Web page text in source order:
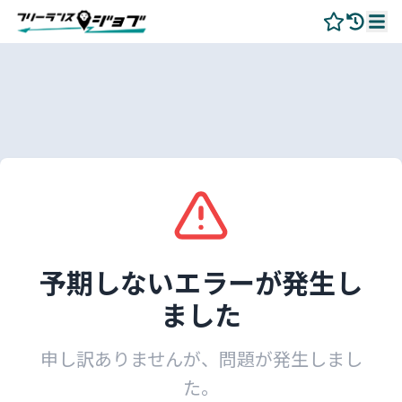
予期しないエラーが発生し
ました
申し訳ありませんが、問題が発生しまし
た。